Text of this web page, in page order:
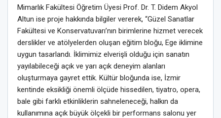
Mimarlık Fakültesi Öğretim Üyesi Prof. Dr. T. Didem Akyol
Altun ise proje hakkında bilgiler vererek, “Güzel Sanatlar
Fakültesi ve Konservatuvarı’nın birimlerine hizmet verecek
derslikler ve atölyelerden oluşan eğitim bloğu, Ege iklimine
uygun tasarlandı. İklimimiz elverişli olduğu için sanatın
yayılabileceği açık ve yarı açık deneyim alanları
oluşturmaya gayret ettik. Kültür bloğunda ise, İzmir
kentinde eksikliği önemli ölçüde hissedilen, tiyatro, opera,
bale gibi farklı etkinliklerin sahneleneceği, halkın da
kullanımına açık büyük ölçekli bir performans salonu yer